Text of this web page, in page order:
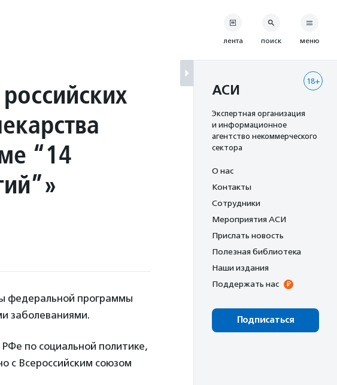
“14
федеральной программы
заболеваниями.
по социальной политике,
с Всероссийским союзом
лента поиск меню
18+
АСИ
Экспертная организация
и информационное
агентство некоммерческого
сектора
О нас
Контакты
Сотрудники
Мероприятия АСИ
Прислать новость
Полезная библиотека
Наши издания
Поддержать нас
Подписаться